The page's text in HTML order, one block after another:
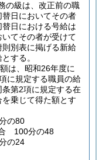
の級は、改正前の職
日においてその者
日における号給は
てその者が受けて
別表に掲げる新給
する。
は、昭和26年度に
に規定する職員の給
第2項に規定する在
乗じて得た額とす
の80
100分の48
の24